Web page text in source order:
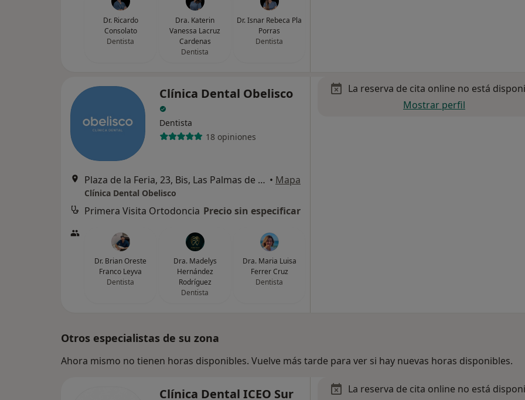
Dr. Ricardo
Consolato
Dentista
Dra. Katerin
Vanessa Lacruz
Cardenas
Dentista
Dr. Isnar Rebeca Pla
Porras
Dentista
Clínica Dental Obelisco
Dentista
18 opiniones
Plaza de la Feria, 23, Bis, Las Palmas de Gran Canaria • Mapa
Clínica Dental Obelisco
Primera Visita Ortodoncia Precio sin especificar
Dr. Brian Oreste
Franco Leyva
Dentista
Dra. Madelys
Hernández
Rodríguez
Dentista
Dra. Maria Luisa
Ferrer Cruz
Dentista
La reserva de cita online no está
Mostrar perfil
Otros especialistas de su zona
Ahora mismo no tienen horas disponibles. Vuelve más tarde para ver si hay nuevas horas disponibles.
Clínica Dental ICEO Sur
La reserva de cita online no está